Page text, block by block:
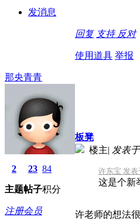
发消息
回复 支持 反对
使用道具 举报
那央青青
2
主题
23
帖子
84
积分
注册会员
板凳
楼主| 发表
许东宝 发表
这是个新
许老师的想法